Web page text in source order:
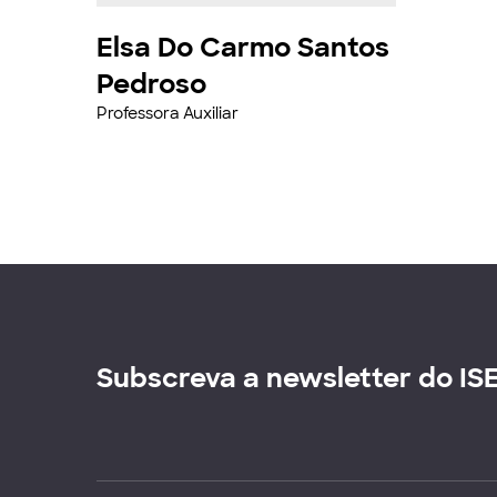
Elsa Do Carmo Santos
Pedroso
Professora Auxiliar
Subscreva a newsletter do